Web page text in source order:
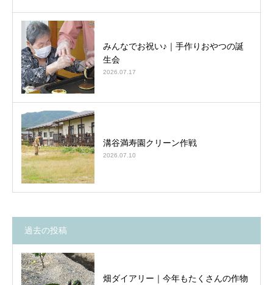
みんなでお祝い♪｜手作りおやつの誕
生会
2026.07.17
溝谷満寿園クリーン作戦
2026.07.10
過去の投稿
畑ダイアリー｜今年もたくさんの作物